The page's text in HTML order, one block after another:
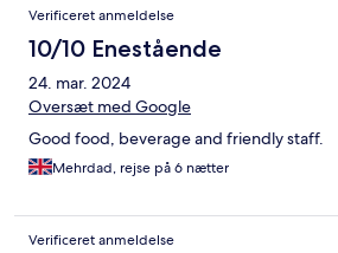
Verificeret anmeldelse
10/10 Enestående
24. mar. 2024
Oversæt med Google
Good food, beverage and friendly staff.
Mehrdad, rejse på 6 nætter
Verificeret anmeldelse